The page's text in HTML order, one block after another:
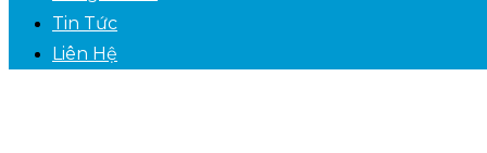
Tin Tức
Liên Hệ